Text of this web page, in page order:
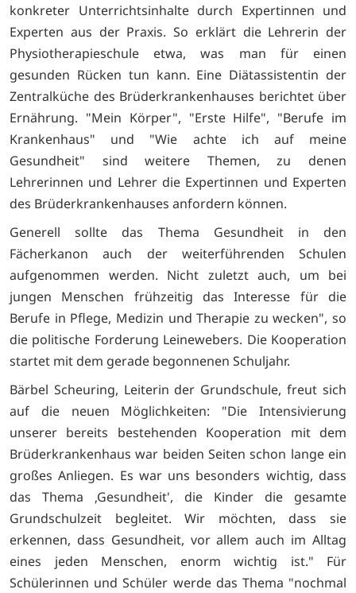
konkreter Unterrichtsinhalte durch Expertinnen und
Experten aus der Praxis. So erklärt die Lehrerin der
Physiotherapieschule etwa, was man für einen
gesunden Rücken tun kann. Eine Diätassistentin der
Zentralküche des Brüderkrankenhauses berichtet über
Ernährung. "Mein Körper", "Erste Hilfe", "Berufe im
Krankenhaus" und "Wie achte ich auf meine
Gesundheit" sind weitere Themen, zu denen
Lehrerinnen und Lehrer die Expertinnen und Experten
des Brüderkrankenhauses anfordern können.
Generell sollte das Thema Gesundheit in den
Fächerkanon auch der weiterführenden Schulen
aufgenommen werden. Nicht zuletzt auch, um bei
jungen Menschen frühzeitig das Interesse für die
Berufe in Pflege, Medizin und Therapie zu wecken", so
die politische Forderung Leinewebers. Die Kooperation
startet mit dem gerade begonnenen Schuljahr.
Bärbel Scheuring, Leiterin der Grundschule, freut sich
auf die neuen Möglichkeiten: "Die Intensivierung
unserer bereits bestehenden Kooperation mit dem
Brüderkrankenhaus war beiden Seiten schon lange ein
großes Anliegen. Es war uns besonders wichtig, dass
das Thema ‚Gesundheit', die Kinder die gesamte
Grundschulzeit begleitet. Wir möchten, dass sie
erkennen, dass Gesundheit, vor allem auch im Alltag
eines jeden Menschen, enorm wichtig ist." Für
Schülerinnen und Schüler werde das Thema "nochmal